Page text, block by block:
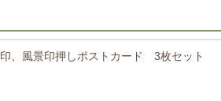
、風景印押しポストカード 3枚セット